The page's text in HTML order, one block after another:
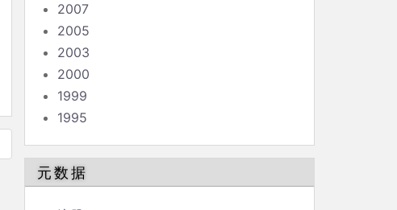
2007
2005
2003
2000
1999
1995
元数据